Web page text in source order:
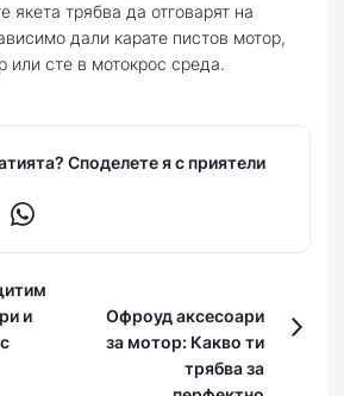
якета трябва да отговарят на
дали карате пистов мотор,
или сте в мотокрос среда.
Споделете я с приятели
и
Офроуд аксесоари
за мотор: Какво ти
трябва за